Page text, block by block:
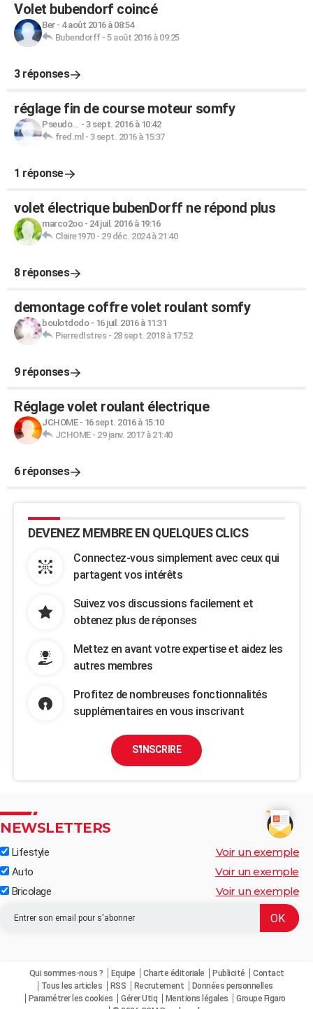
Volet bubendorf coincé
Ber- 4 août 2016 à 08:54
Bubendorff- 5 août 2016 à 09:25
3 réponses
réglage fin de course moteur somfy
Pseudo... - 3 sept. 2016 à 10:42
fred.ml - 3 sept. 2016 à 15:37
1 réponse
volet électrique bubenDorff ne répond plus
marco2oo- 24 juil. 2016 à 19:16
Claire1970- 29 déc. 2024 à 21:40
8 réponses
demontage coffre volet roulant somfy
boulotdodo- 16 juil. 2016 à 11:31
PierredIstres- 28 sept. 2018 à 17:52
9 réponses
Réglage volet roulant électrique
JCHOME- 16 sept. 2016 à 15:10
JCHOME- 29 janv. 2017 à 21:40
6 réponses
DEVENEZ MEMBRE EN QUELQUES CLICS
Connectez-vous simplement avec ceux qui
partagent vos intérêts
Suivez vos discussions facilement et
obtenez plus de réponses
Mettez en avant votre expertise et aidez les
autres membres
Profitez de nombreuses fonctionnalités
supplémentaires en vous inscrivant
S'INSCRIRE
NEWSLETTERS
Lifestyle Voir un exemple
Auto Voir un exemple
Bricolage Voir un exemple
Qui sommes-nous ? Equipe Charte éditoriale Publicité
Contact
Tous les articles
RSS Recrutement
Données personnelles
Paramétrer les cookies
Gérer Utiq Mentions légales
Groupe Figaro